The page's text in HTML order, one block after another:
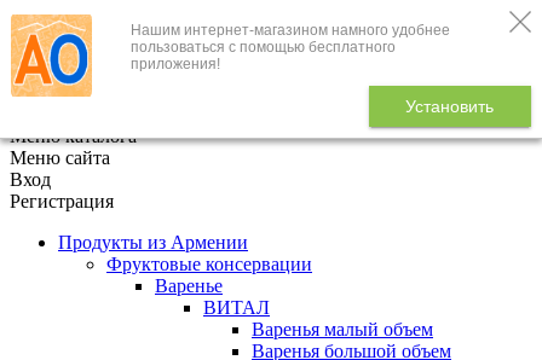
Нашим интернет-магазином намного удобнее
пользоваться с помощью бесплатного
приложения!
Установить
+7 (495) 646-888-1
В корзине
Меню каталога
Меню сайта
Вход
Регистрация
Продукты из Армении
Фруктовые консервации
Варенье
ВИТАЛ
Варенья малый объем
Варенья большой объем